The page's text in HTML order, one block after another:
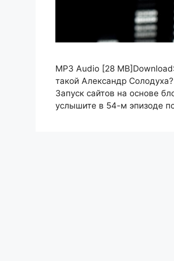
MP3 Audio [28
такой Александр
Запуск сайтов на основе
услышите в 54-м эпизоде